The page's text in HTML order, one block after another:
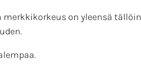
on yleensä